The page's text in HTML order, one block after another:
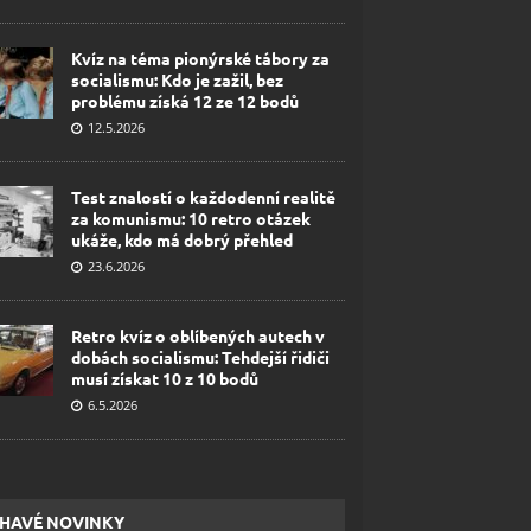
Kvíz na téma pionýrské tábory za
socialismu: Kdo je zažil, bez
problému získá 12 ze 12 bodů
12.5.2026
Test znalostí o každodenní realitě
za komunismu: 10 retro otázek
ukáže, kdo má dobrý přehled
23.6.2026
Retro kvíz o oblíbených autech v
dobách socialismu: Tehdejší řidiči
musí získat 10 z 10 bodů
6.5.2026
NOVINKY